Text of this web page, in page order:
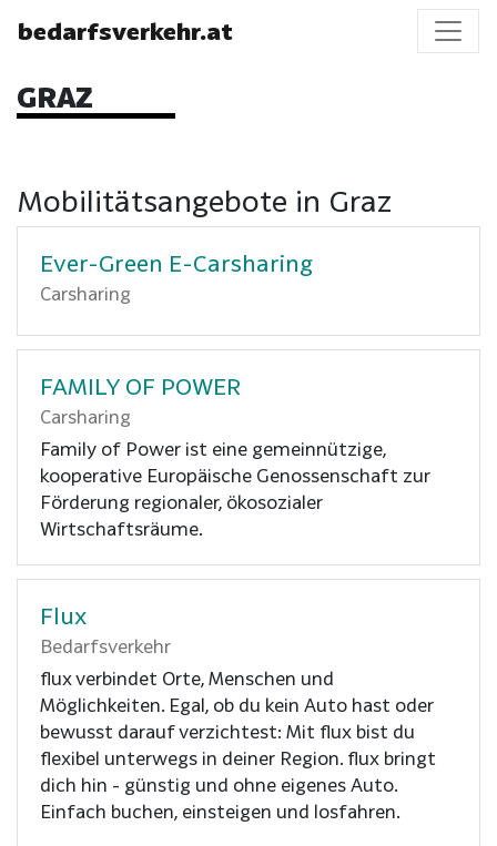
bedarfsverkehr.at
GRAZ
Mobilitätsangebote in Graz
Ever-Green E-Carsharing
Carsharing
FAMILY OF POWER
Carsharing
Family of Power ist eine gemeinnützige,
kooperative Europäische Genossenschaft zur
Förderung regionaler, ökosozialer
Wirtschaftsräume.
Flux
Bedarfsverkehr
flux verbindet Orte, Menschen und
Möglichkeiten. Egal, ob du kein Auto hast oder
bewusst darauf verzichtest: Mit flux bist du
flexibel unterwegs in deiner Region. flux bringt
dich hin - günstig und ohne eigenes Auto.
Einfach buchen, einsteigen und losfahren.